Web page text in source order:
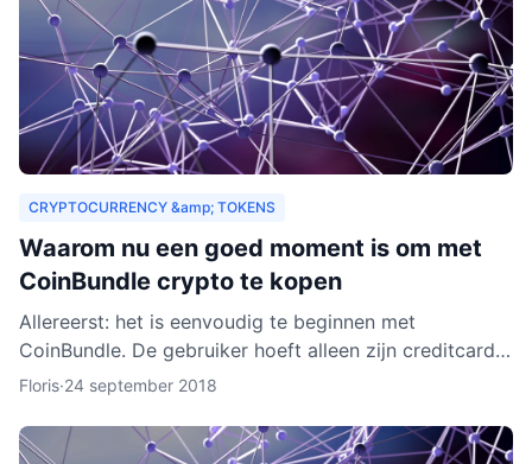
CRYPTOCURRENCY &amp; TOKENS
Waarom nu een goed moment is om met
CoinBundle crypto te kopen
Allereerst: het is eenvoudig te beginnen met
CoinBundle. De gebruiker hoeft alleen zijn creditcard
te gebruiken of bankinformatie op te geven, een paar
Floris·24 september 2018